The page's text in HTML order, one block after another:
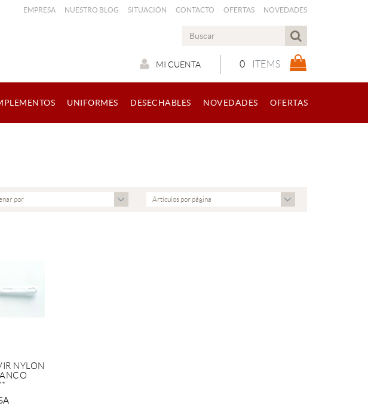
EMPRESA NUESTRO BLOG SITUACIÓN CONTACTO OFERTAS NOVEDADES
0 ITEMS
MI CUENTA
UNIFORMES DESECHABLES NOVEDADES OFERTAS
por Artículos por página
NYLON